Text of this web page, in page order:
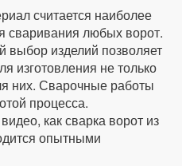
считается наиболее
сваривания любых ворот.
выбор изделий позволяет
изготовления не только
них. Сварочные работы
процесса.
как сварка ворот из
опытными